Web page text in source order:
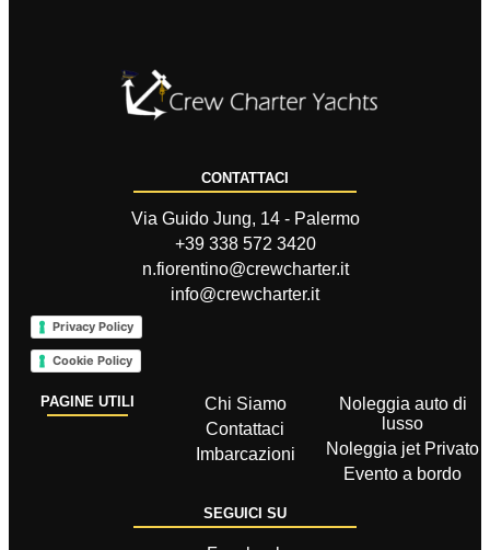
CONTATTACI
Via Guido Jung, 14 - Palermo
+39 338 572 3420
n.fiorentino@crewcharter.it
info@crewcharter.it
Privacy Policy
Cookie Policy
PAGINE UTILI
Chi Siamo
Contattaci
Imbarcazioni
Noleggia auto di
lusso
Noleggia jet Privato
Evento a bordo
SEGUICI SU